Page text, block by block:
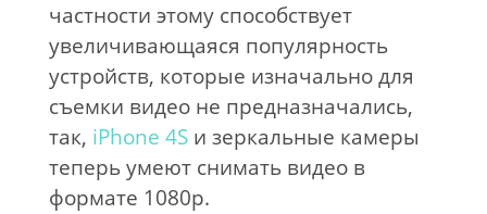
частности этому способствует
увеличивающаяся популярность
устройств, которые изначально для
съемки видео не предназначались,
так, iPhone 4Sи зеркальные камеры
теперь умеют снимать видео в
формате 1080p.